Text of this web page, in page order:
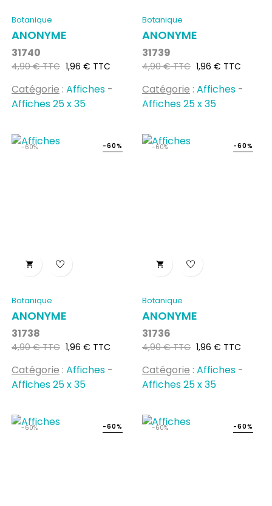
Botanique
ANONYME
31740
Prix
4,90 € TTC Prix
1,96 € TTC
Catégorie : Affiches -
Affiches 25 x 35
Botanique
ANONYME
31739
Prix
4,90 € TTC Prix
1,96 € TTC
Catégorie : Affiches -
Affiches 25 x 35
-60%

Botanique
ANONYME
31738
Prix
4,90 € TTC
-60%
Prix
1,96 € TTC
Catégorie : Affiches -
Affiches 25 x 35
-60%

Botanique
ANONYME
31736
Prix
4,90 € TTC
-60%
Prix
1,96 € TTC
Catégorie : Affiches -
Affiches 25 x 35
-60% -60% -60% -60%